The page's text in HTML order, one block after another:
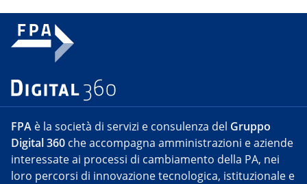
FPA è la società di servizi e consulenza del Gruppo
Digital 360 che accompagna amministrazioni e aziende
interessate ai processi di cambiamento della PA, nei
loro percorsi di innovazione tecnologica, istituzionale e